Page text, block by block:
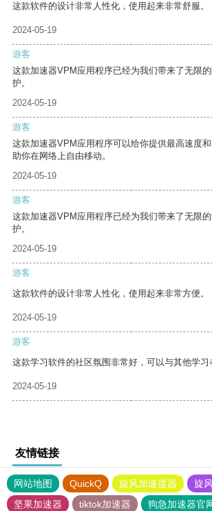
这款软件的设计非常人性化，使用起来非常舒服。
2024-05-19
游客
这款加速器VPM应用程序已经为我们带来了无限
护。
2024-05-19
游客
这款加速器VPM应用程序可以给你提供最高速度
助你在网络上自由移动。
2024-05-19
游客
这款加速器VPM应用程序已经为我们带来了无限
护。
2024-05-19
游客
这款软件的设计非常人性化，使用起来非常方便。
2024-05-19
游客
这款学习软件的社区氛围非常好，可以与其他学习
2024-05-19
友情链接
网站地图 QuickQ 旋风加速度器
旋
坚果加速器
tiktok加速器
狗急加速器官